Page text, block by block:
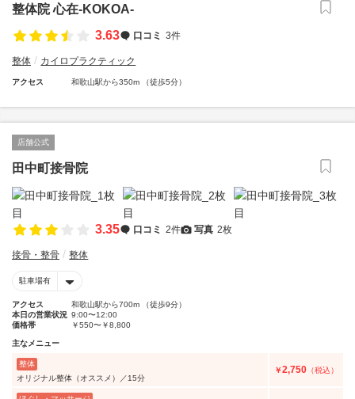
整体院 心在-KOKOA-
3.63
口コミ 3件
整体 カイロプラクティック
アクセス 和歌山駅から350m （徒歩5分）
店舗公式
田中町接骨院
3.35 口コミ 2件 写真 2枚
接骨・整骨 整体
駐車場有
アクセス
和歌山駅から700m （徒歩9分）
本日の営業状況 9:00〜12:00
価格帯
￥550〜￥8,800
主なメニュー
整体
オリジナル整体（オススメ）／15分
￥2,750 （税込）